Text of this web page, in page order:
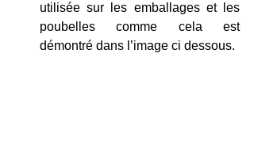
utilisée sur les emballages et les
poubelles comme cela est
démontré dans l’image ci dessous.